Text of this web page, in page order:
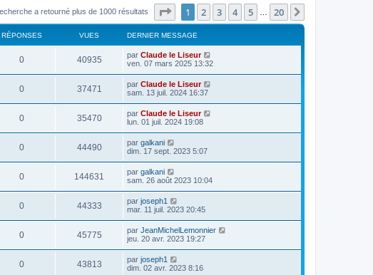
a retourné plus de 1000 résultats Page sur20
1 2 3 4 5 20
RÉPONSES VUES DERNIER MESSAGE
0 40935 par Claude le Liseur
ven. 07 mars 2025 13:32
0 37471 par Claude le Liseur
sam. 13 juil. 2024 16:37
0 35470 par Claude le Liseur
lun. 01 juil. 2024 19:08
0 44490 par galkani
dim. 17 sept. 2023 5:07
0 144631 par galkani
sam. 26 août 2023 10:04
0 44333 par joseph1
mar. 11 juil. 2023 20:45
0 45775 par JeanMichelLemonnier
jeu. 20 avr. 2023 19:27
0 43813 par joseph1
dim. 02 avr. 2023 8:16